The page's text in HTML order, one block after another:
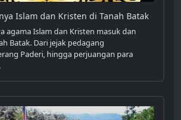
Islam dan Kristen di Tanah Batak
agama Islam dan Kristen masuk dan
Batak. Dari jejak pedagang
Paderi, hingga perjuangan para